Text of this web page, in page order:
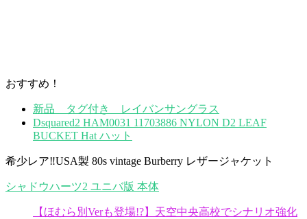
おすすめ！
新品 タグ付き レイバンサングラス
Dsquared2 HAM0031 11703886 NYLON D2 LEAF
BUCKET Hat ハット
希少レア‼︎USA製 80s vintage Burberry レザージャケット
シャドウハーツ2 ユニバ版 本体
【ほむら別Verも登場!?】天空中央高校でシナリオ強化